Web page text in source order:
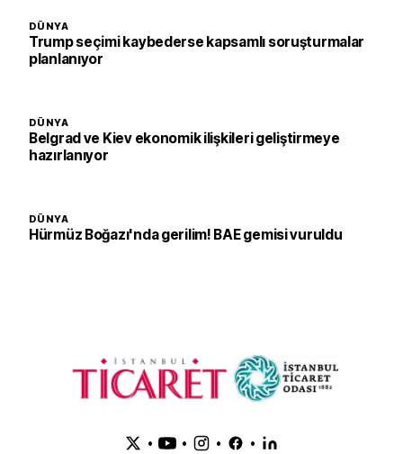
DÜNYA
Trump seçimi kaybederse kapsamlı soruşturmalar
planlanıyor
DÜNYA
Belgrad ve Kiev ekonomik ilişkileri geliştirmeye
hazırlanıyor
DÜNYA
Hürmüz Boğazı'nda gerilim! BAE gemisi vuruldu
• • • •